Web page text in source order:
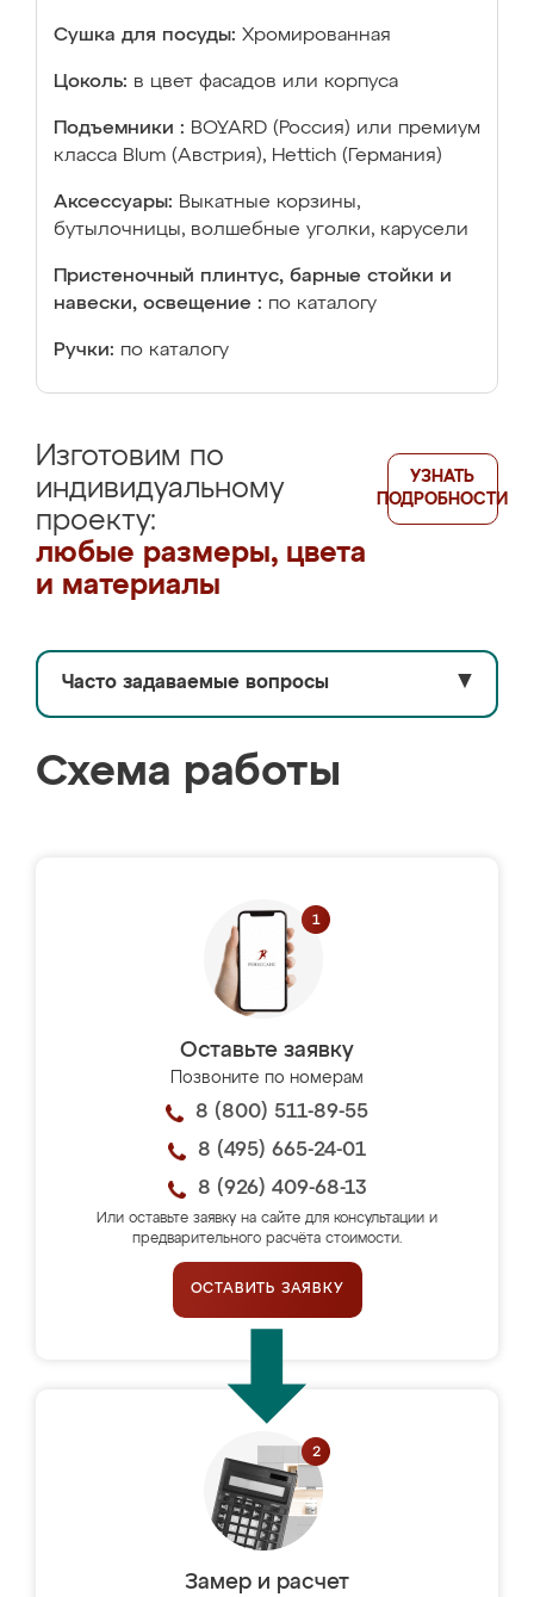
Сушка для посуды: Хромированная
Цоколь: в цвет фасадов или корпуса
Подъемники : BOYARD (Россия) или премиум
класса Blum (Австрия), Hettich (Германия)
Аксессуары: Выкатные корзины,
бутылочницы, волшебные уголки, карусели
Пристеночный плинтус, барные стойки и
навески, освещение : по каталогу
Ручки: по каталогу
Изготовим по
индивидуальному
проекту:
любые размеры, цвета
и материалы
УЗНАТЬ
ПОДРОБНОСТИ
Часто задаваемые вопросы ▼
Схема работы
Оставьте заявку
Позвоните по номерам
8 (800) 511-89-55
8 (495) 665-24-01
8 (926) 409-68-13
Или оставьте заявку на сайте для консультации и
предварительного расчёта стоимости.
ОСТАВИТЬ ЗАЯВКУ
Замер и расчет